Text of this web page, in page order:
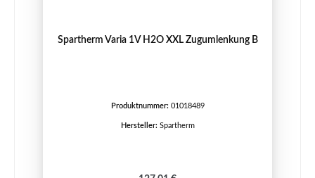
Spartherm Varia 1V H2O XXL Zugumlenkung B
Produktnummer: 01018489
Hersteller: Spartherm